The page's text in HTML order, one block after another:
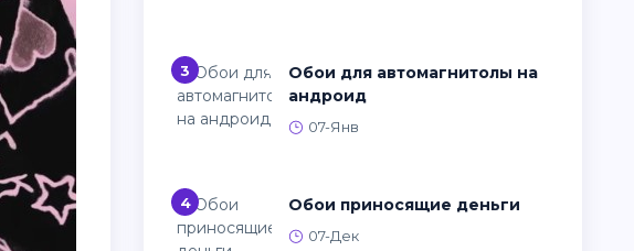
3
Обои для автомагнитолы на
андроид
07-Янв
4 Обои приносящие деньги
07-Дек